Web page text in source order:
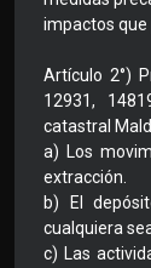
impactos que
Artículo 2°)
12931,
catastral
a) Los
extracción.
b) El
cualquiera
c) Las